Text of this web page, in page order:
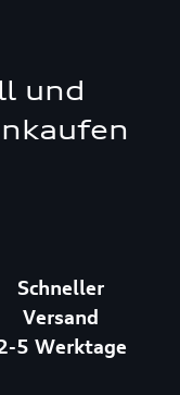
und
Schneller
Versand
5 Werktage